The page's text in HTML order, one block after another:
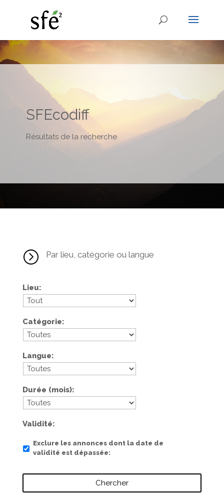
SFEcodiff
Résultats de la recherche
= Par lieu, catégorie ou langue
Lieu
Catégorie
Langue
Durée (mois)
Validité
Exclure les annonces dont la date de
validité est dépassée